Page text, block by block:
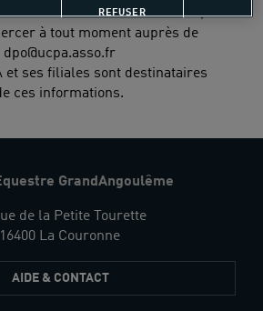
informations vous concernant,
à tout moment auprès de
dpo@ucpa.asso.fr
et ses filiales sont destinataires
ces informations.
GrandAngoulême
de la Petite Tourette
16400 La Couronne
AIDE & CONTACT
REFUSER